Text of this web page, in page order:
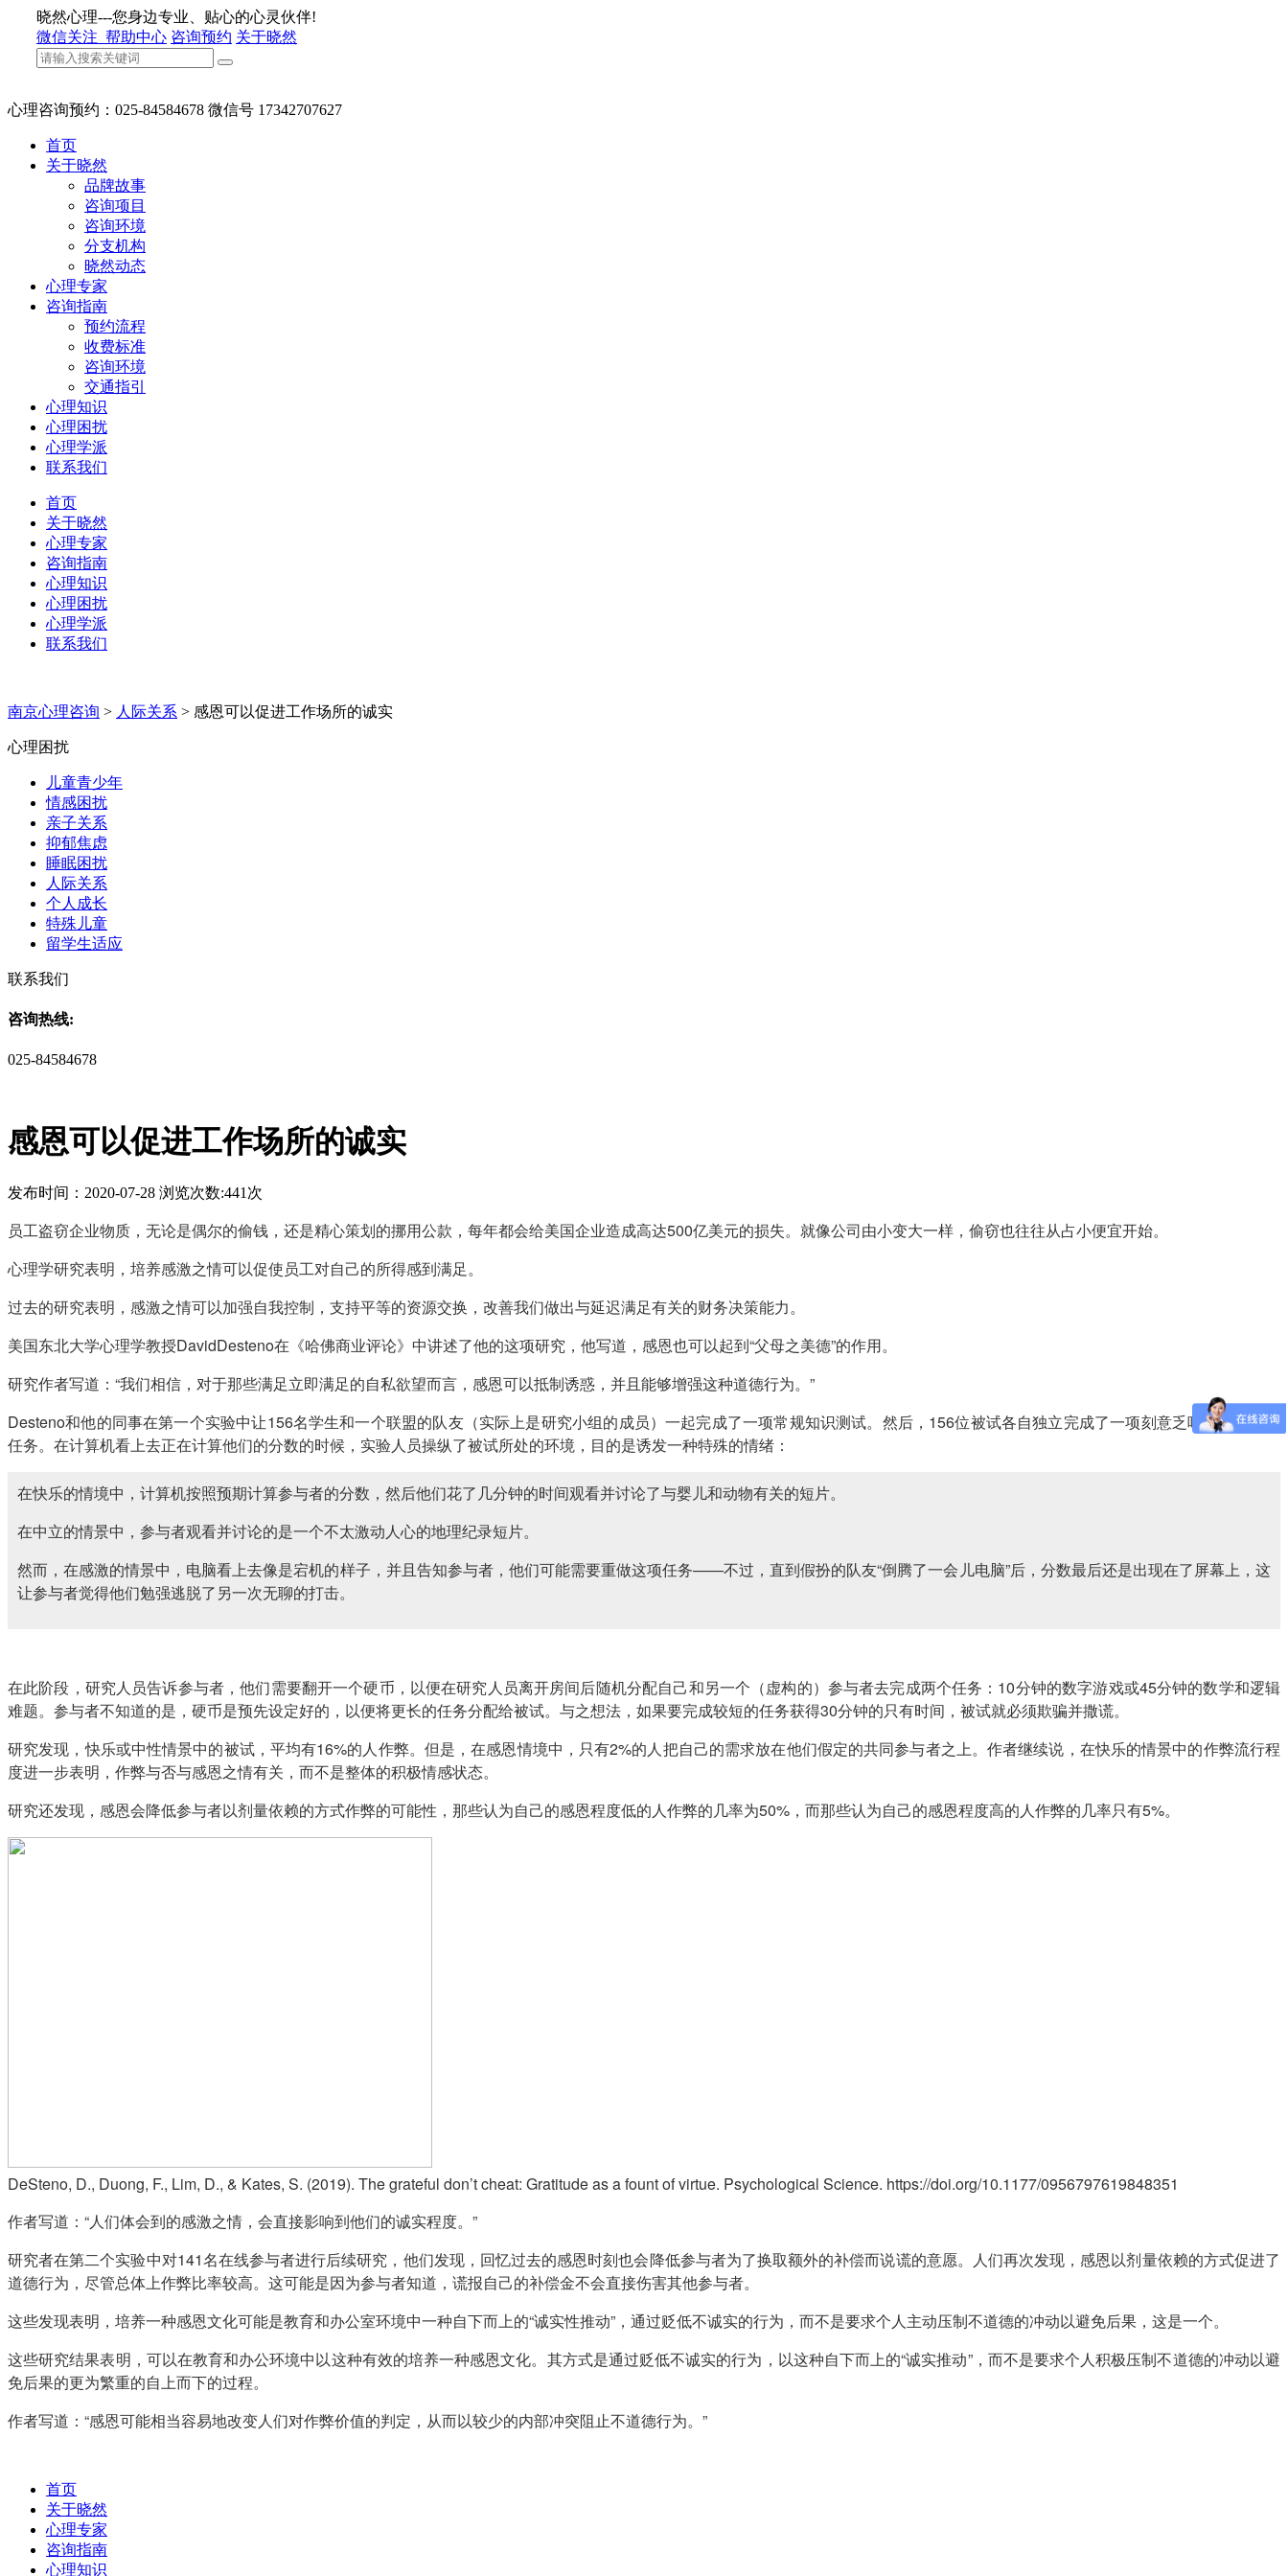
晓然心理---您身边专业、贴心的心灵伙伴!
微信关注 帮助中心 咨询预约 关于晓然
心理咨询预约：025-84584678 微信号 17342707627
首页
关于晓然
品牌故事
咨询项目
咨询环境
分支机构
晓然动态
心理专家
咨询指南
预约流程
收费标准
咨询环境
交通指引
心理知识
心理困扰
心理学派
联系我们
首页
关于晓然
心理专家
咨询指南
心理知识
心理困扰
心理学派
联系我们
南京心理咨询 > 人际关系 > 感恩可以促进工作场所的诚实
心理困扰
儿童青少年
情感困扰
亲子关系
抑郁焦虑
睡眠困扰
人际关系
个人成长
特殊儿童
留学生适应
联系我们
咨询热线:
025-84584678
感恩可以促进工作场所的诚实
发布时间：2020-07-28 浏览次数:441次
员工盗窃企业物质，无论是偶尔的偷钱，还是精心策划的挪用公款，每年都会给美国企业造成高达500亿美元的损失。就像公司由小变大一样，偷窃也往往从占小便宜开始。
心理学研究表明，培养感激之情可以促使员工对自己的所得感到满足。
过去的研究表明，感激之情可以加强自我控制，支持平等的资源交换，改善我们做出与延迟满足有关的财务决策能力。
美国东北大学心理学教授DavidDesteno在《哈佛商业评论》中讲述了他的这项研究，他写道，感恩也可以起到“父母之美德”的作用。
研究作者写道：“我们相信，对于那些满足立即满足的自私欲望而言，感恩可以抵制诱惑，并且能够增强这种道德行为。”
Desteno和他的同事在第一个实验中让156名学生和一个联盟的队友（实际上是研究小组的成员）一起完成了一项常规知识测试。然后，156位被试各自独立完成了一项刻意乏味的单词识别
任务。在计算机看上去正在计算他们的分数的时候，实验人员操纵了被试所处的环境，目的是诱发一种特殊的情绪：
在快乐的情境中，计算机按照预期计算参与者的分数，然后他们花了几分钟的时间观看并讨论了与婴儿和动物有关的短片。
在中立的情景中，参与者观看并讨论的是一个不太激动人心的地理纪录短片。
然而，在感激的情景中，电脑看上去像是宕机的样子，并且告知参与者，他们可能需要重做这项任务——不过，直到假扮的队友“倒腾了一会儿电脑”后，分数最后还是出现在了屏幕上，这
让参与者觉得他们勉强逃脱了另一次无聊的打击。
在此阶段，研究人员告诉参与者，他们需要翻开一个硬币，以便在研究人员离开房间后随机分配自己和另一个（虚构的）参与者去完成两个任务：10分钟的数字游戏或45分钟的数学和逻辑
难题。参与者不知道的是，硬币是预先设定好的，以便将更长的任务分配给被试。与之想法，如果要完成较短的任务获得30分钟的只有时间，被试就必须欺骗并撒谎。
研究发现，快乐或中性情景中的被试，平均有16%的人作弊。但是，在感恩情境中，只有2%的人把自己的需求放在他们假定的共同参与者之上。作者继续说，在快乐的情景中的作弊流行程
度进一步表明，作弊与否与感恩之情有关，而不是整体的积极情感状态。
研究还发现，感恩会降低参与者以剂量依赖的方式作弊的可能性，那些认为自己的感恩程度低的人作弊的几率为50%，而那些认为自己的感恩程度高的人作弊的几率只有5%。
DeSteno, D., Duong, F., Lim, D., & Kates, S. (2019). The grateful don’t cheat: Gratitude as a fount of virtue. Psychological Science. https://doi.org/10.1177/0956797619848351
作者写道：“人们体会到的感激之情，会直接影响到他们的诚实程度。”
研究者在第二个实验中对141名在线参与者进行后续研究，他们发现，回忆过去的感恩时刻也会降低参与者为了换取额外的补偿而说谎的意愿。人们再次发现，感恩以剂量依赖的方式促进了
道德行为，尽管总体上作弊比率较高。这可能是因为参与者知道，谎报自己的补偿金不会直接伤害其他参与者。
这些发现表明，培养一种感恩文化可能是教育和办公室环境中一种自下而上的“诚实性推动”，通过贬低不诚实的行为，而不是要求个人主动压制不道德的冲动以避免后果，这是一个。
这些研究结果表明，可以在教育和办公环境中以这种有效的培养一种感恩文化。其方式是通过贬低不诚实的行为，以这种自下而上的“诚实推动”，而不是要求个人积极压制不道德的冲动以避
免后果的更为繁重的自上而下的过程。
作者写道：“感恩可能相当容易地改变人们对作弊价值的判定，从而以较少的内部冲突阻止不道德行为。”
首页
关于晓然
心理专家
咨询指南
心理知识